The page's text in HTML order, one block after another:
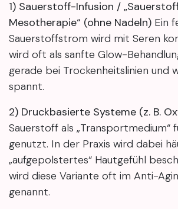
1) Sauerstoff-Infusion /
Mesotherapie“ (ohne Nadeln) Ein
Sauerstoffstrom wird mit Seren
wird oft als sanfte Glow-
gerade bei Trockenheitslinien und
spannt.
2) Druckbasierte Systeme (z. B.
Sauerstoff als „Transportmedium“
genutzt. In der Praxis wird dabei
„aufgepolstertes“ Hautgefühl
wird diese Variante oft im Anti-
genannt.